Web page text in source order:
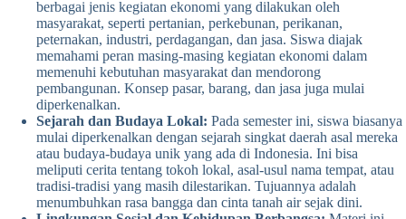
berbagai jenis kegiatan ekonomi yang dilakukan oleh
masyarakat, seperti pertanian, perkebunan, perikanan,
peternakan, industri, perdagangan, dan jasa. Siswa diajak
memahami peran masing-masing kegiatan ekonomi dalam
memenuhi kebutuhan masyarakat dan mendorong
pembangunan. Konsep pasar, barang, dan jasa juga mulai
diperkenalkan.
Sejarah dan Budaya Lokal: Pada semester ini, siswa biasanya
mulai diperkenalkan dengan sejarah singkat daerah asal mereka
atau budaya-budaya unik yang ada di Indonesia. Ini bisa
meliputi cerita tentang tokoh lokal, asal-usul nama tempat, atau
tradisi-tradisi yang masih dilestarikan. Tujuannya adalah
menumbuhkan rasa bangga dan cinta tanah air sejak dini.